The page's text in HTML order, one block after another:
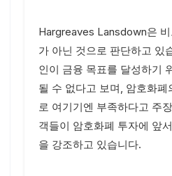
Hargreaves Lansdown은
가 아닌 것으로 판단하고 있
인이 금융 목표를 달성하기
될 수 없다고 보며, 암호화
로 여기기엔 부족하다고 주
객들이 암호화폐 투자에 앞
을 강조하고 있습니다.